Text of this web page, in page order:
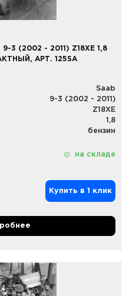
3 (2002 - 2011) Z18XE 1,8
АРТ. 125SA
Saab
9-3 (2002 - 2011)
Z18XE
1,8
бензин
на складе
Купить в 1 клик